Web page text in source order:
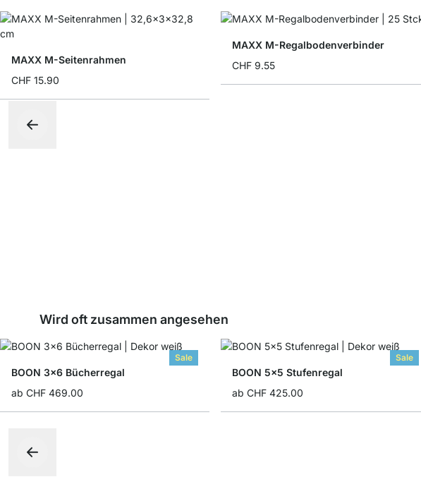
MAXX M-Seitenrahmen
CHF 15.90
MAXX M-Regalbodenverbinder
CHF 9.55
Wird oft zusammen angesehen
Sale
BOON 3x6 Bücherregal
ab CHF 469.00
Sale
BOON 5x5 Stufenregal
ab CHF 425.00